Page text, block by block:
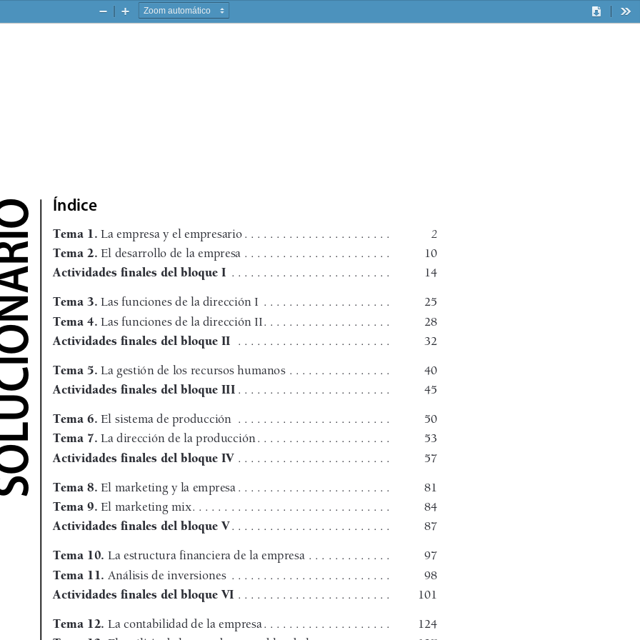
Descargar
Zoom
Zoom
Índice
Tema 1. La empresa y el empresario . . . . . . . . . . . . . . . . . . . . . . .
2
Tema 2. El desarrollo de la empresa  . . . . . . . . . . . . . . . . . . . . . . .
10
Actividades finales del bloque I
  . . . . . . . . . . . . . . . . . . . . . . . . .
14
Tema 3. Las funciones de la dirección I  . . . . . . . . . . . . . . . . . . . .
25
Tema 4. Las funciones de la dirección II. . . . . . . . . . . . . . . . . . . .
28
Actividades finales del bloque II
   . . . . . . . . . . . . . . . . . . . . . . . .
32
Tema 5. La gestión de los recursos humanos . . . . . . . . . . . . . . . .
40
Actividades finales del bloque III . . . . . . . . . . . . . . . . . . . . . . . . 45
Tema 6. El sistema de producción  . . . . . . . . . . . . . . . . . . . . . . . .
50
Tema 7. La dirección de la producción . . . . . . . . . . . . . . . . . . . . .
53
Actividades finales del bloque IV
  . . . . . . . . . . . . . . . . . . . . . . . .
57
Tema 8. El marketing y la empresa . . . . . . . . . . . . . . . . . . . . . . . .
81
Tema 9. El marketing mix . . . . . . . . . . . . . . . . . . . . . . . . . . . . . . .
84
Actividades finales del bloque V . . . . . . . . . . . . . . . . . . . . . . . . . 87
Tema 10. La estructura financiera de la empresa  . . . . . . . . . . . . .
97
Tema 11. Análisis de inversiones  . . . . . . . . . . . . . . . . . . . . . . . . .
98
Actividades finales del bloque VI
  . . . . . . . . . . . . . . . . . . . . . . . .
  101
Tema 12. La contabilidad de la empresa . . . . . . . . . . . . . . . . . . . .
  124